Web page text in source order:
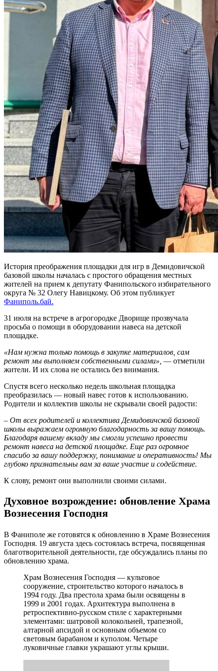
История преображения площадки для игр в Демидовичской
базовой школы началась с простого обращения местных
жителей на прием к депутату Фанипольского избирательного
округа № 32 Олегу Навицкому. Об этом публикует
Фаниполь.бай.
31 июля на встрече в агрогородке Дворище прозвучала
просьба о помощи в оборудовании навеса на детской
площадке.
«Нам нужна только помощь в закупке материалов, сам
ремонт мы выполняем собственными силами», — отметили
жители. И их слова не остались без внимания.
Спустя всего несколько недель школьная площадка
преобразилась — новый навес готов к использованию.
Родители и коллектив школы не скрывали своей радости:
– От всех родителей и коллектива Демидовичской базовой
школы выражаем огромную благодарность за вашу помощь.
Благодаря вашему вкладу мы смогли успешно провести
ремонт навеса на детской площадке. Еще раз огромное
спасибо за вашу поддержку, понимание и оперативность! Мы
глубоко признательны вам за ваше участие и содействие.
К слову, ремонт они выполнили своими силами.
Духовное возрождение: обновление Храма
Вознесения Господня
В Фаниполе же готовятся к обновлению в Храме Вознесения
Господня. 19 августа здесь состоялась встреча, посвященная
благотворительной деятельности, где обсуждались планы по
обновлению храма.
Храм Вознесения Господня — культовое
сооружение, строительство которого началось в
1994 году. Два престола храма были освящены в
1999 и 2001 годах. Архитектура выполнена в
ретроспективно-русском стиле с характерными
элементами: шатровой колокольней, трапезной,
алтарной апсидой и основным объемом со
световым барабаном и куполом. Четыре
луковичные главки украшают углы крыши.